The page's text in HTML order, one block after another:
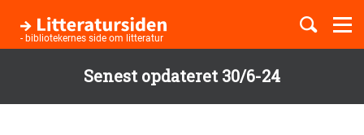
Senest opdateret 30/6-24
- bibliotekernes side om litteratur
Børnebøger